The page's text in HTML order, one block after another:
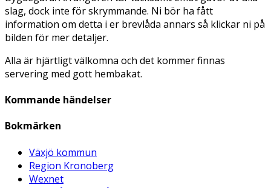
slag, dock inte för skrymmande. Ni bör ha fått
information om detta i er brevlåda annars så klickar ni på
bilden för mer detaljer.
Alla är hjärtligt välkomna och det kommer finnas
servering med gott hembakat.
Kommande händelser
Bokmärken
Växjö kommun
Region Kronoberg
Wexnet